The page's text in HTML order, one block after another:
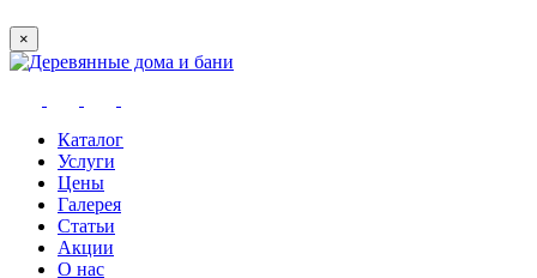
×
Каталог
Услуги
Цены
Галерея
Статьи
Акции
О нас